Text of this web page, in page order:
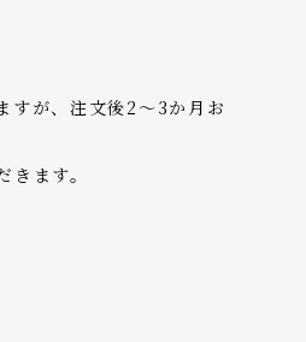
すが、注文後2～3か月お
ます。